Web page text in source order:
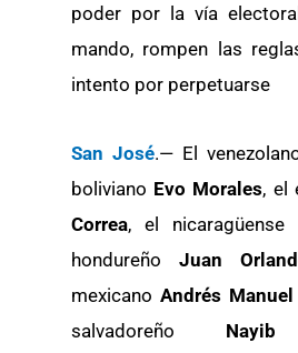
poder por la vía
mando, rompen las
intento por perpetuarse
San José.— El
boliviano Evo Morales, el
Correa, el nicaragüense
hondureño Juan
mexicano Andrés
salvadoreño